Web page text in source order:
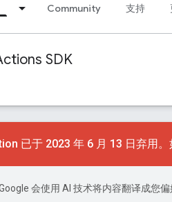
Community 支持
SDK
已于 2023 年 6 月 13 日弃用
会使用 AI 技术将内容翻译成您